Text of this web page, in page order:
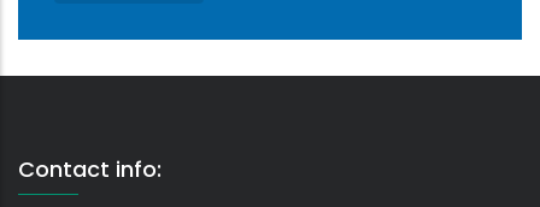
Contact info: